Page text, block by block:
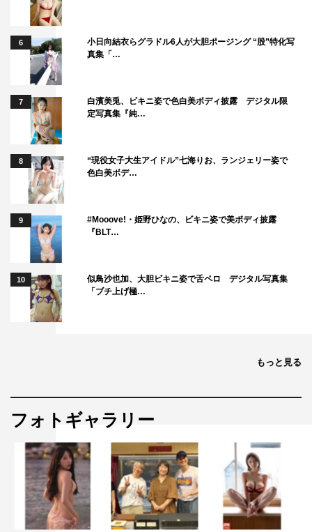
ぜひ、放送を楽しみにしていてください。
原作者・すえのぶけいこ コメント
原作者のすえのぶけいこです。はじめに、今回のドラマ化
に際しご尽力くださった関係者の皆様、主演の宇垣美里さ
ん、篠田麻里子さんをはじめとする出演者の皆様に心より
感謝申し上げます。
原作『おちたらおわり』を一言で表すと「タワマンママ友
バトル漫画」です。
個性豊かな5人のママとそれを取り巻くさまざまなキャラ
クターが登場するので、映像の力によってどんな濃密なド
ラマが生まれるのか、今からとても楽しみにしています。
人間の二面性、嫉妬や執着など心の動きも見どころになる
と思いますので、原作を読んでくださった方も初めまして
の方にも、ハラハラドキドキのストーリーを楽しんでもら
えたらうれしいです。
しかし、同じマンションで再会したのは、因縁を抱えた相
手・真宮孔美子（篠田麻里子）。
表向きは完璧なセレブママでありながら、その裏には底知
れぬ執着と策略を秘めていた。
ママ友たちを巻き込みながら、些細な違和感はやがて、不
倫、裏切り、復讐へと姿を変えていく。
6
小日向結衣らグラドル6人が大胆ポージング “股”特化写
真集「…
7
白濱美兎、ビキニ姿で色白美ボディ披露 デジタル限
定写真集『純…
8
“現役女子大生アイドル”七海りお、ランジェリー姿で
色白美ボデ…
9
#Mooove!・姫野ひなの、ビキニ姿で美ボディ披露
『BLT…
10
似鳥沙也加、大胆ビキニ姿で舌ペロ デジタル写真集
「ブチ上げ極…
もっと見る
フォトギャラリー